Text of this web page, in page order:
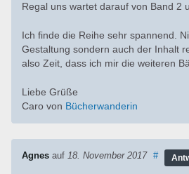
Regal uns wartet darauf von Band 2
Ich finde die Reihe sehr spannend.
Gestaltung sondern auch der Inhalt
also Zeit, dass ich mir die weiteren
Liebe Grüße
Caro von Bücherwanderin
Agnes auf 18. November 2017 #